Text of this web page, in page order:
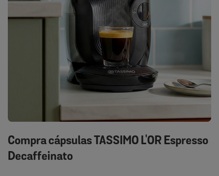
Compra cápsulas TASSIMO L'OR Espresso
Decaffeinato